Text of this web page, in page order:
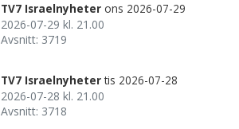
TV7 Israelnyheter ons 2026-07-29
2026-07-29 kl. 21.00
Avsnitt: 3719
TV7 Israelnyheter tis 2026-07-28
2026-07-28 kl. 21.00
Avsnitt: 3718